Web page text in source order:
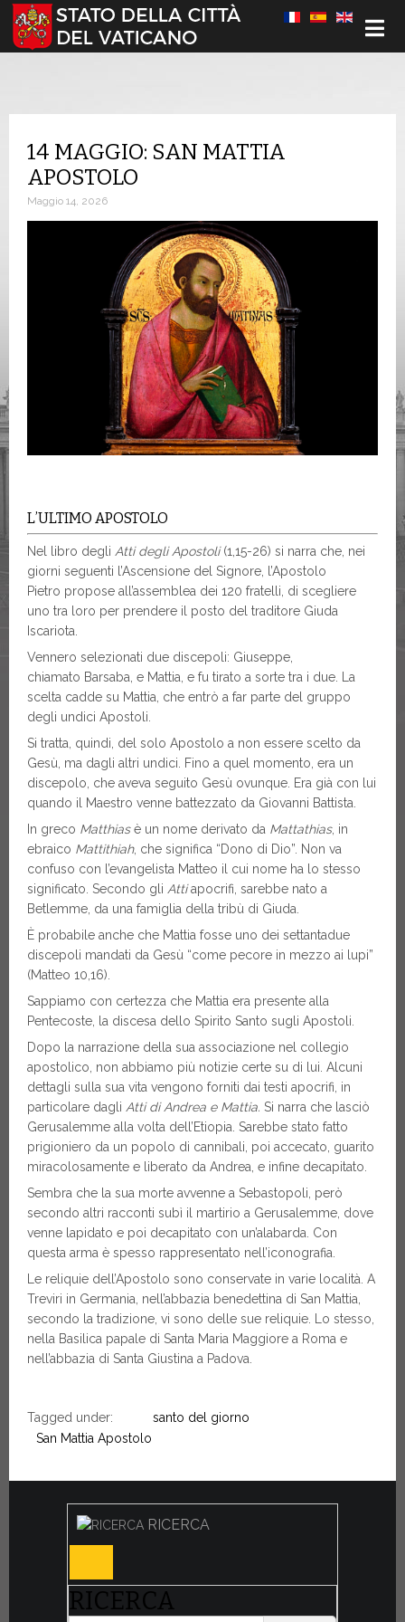
Seleziona la tua lingua
14 MAGGIO: SAN MATTIA
APOSTOLO
Maggio 14, 2026
L’ULTIMO APOSTOLO
Nel libro degli Atti degli Apostoli(1,15-26) si narra che, nei
giorni seguenti l’Ascensione del Signore, l’Apostolo
Pietro propose all’assemblea dei 120 fratelli, di scegliere
uno tra loro per prendere il posto del traditore Giuda
Iscariota.
Vennero selezionati due discepoli: Giuseppe,
chiamato Barsaba, e Mattia, e fu tirato a sorte tra i due. La
scelta cadde su Mattia, che entrò a far parte del gruppo
degli undici Apostoli.
Si tratta, quindi, del solo Apostolo a non essere scelto da
Gesù, ma dagli altri undici. Fino a quel momento, era un
discepolo, che aveva seguito Gesù ovunque. Era già con lui
quando il Maestro venne battezzato da Giovanni Battista.
In greco Matthiasè un nome derivato da Mattathias, in
ebraico Mattithiah, che significa “Dono di Dio”. Non va
confuso con l’evangelista Matteo il cui nome ha lo stesso
significato. Secondo gli Attiapocrifi, sarebbe nato a
Betlemme, da una famiglia della tribù di Giuda.
È probabile anche che Mattia fosse uno dei settantadue
discepoli mandati da Gesù “come pecore in mezzo ai lupi”
(Matteo 10,16).
Sappiamo con certezza che Mattia era presente alla
Pentecoste, la discesa dello Spirito Santo sugli Apostoli.
Dopo la narrazione della sua associazione nel collegio
apostolico, non abbiamo più notizie certe su di lui. Alcuni
dettagli sulla sua vita vengono forniti dai testi apocrifi, in
particolare dagli Atti di Andrea e Mattia. Si narra che lasciò
Gerusalemme alla volta dell’Etiopia. Sarebbe stato fatto
prigioniero da un popolo di cannibali, poi accecato, guarito
miracolosamente e liberato da Andrea, e infine decapitato.
Sembra che la sua morte avvenne a Sebastopoli, però
secondo altri racconti subì il martirio a Gerusalemme, dove
venne lapidato e poi decapitato con un’alabarda. Con
questa arma è spesso rappresentato nell’iconografia.
Le reliquie dell’Apostolo sono conservate in varie località. A
Treviri in Germania, nell’abbazia benedettina di San Mattia,
secondo la tradizione, vi sono delle sue reliquie. Lo stesso,
nella Basilica papale di Santa Maria Maggiore a Roma e
nell’abbazia di Santa Giustina a Padova.
Tagged under:
santo del giorno
San Mattia Apostolo
RICERCA
RICERCA